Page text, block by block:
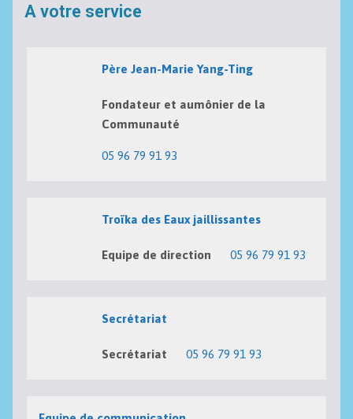
A votre service
Père Jean-Marie Yang-Ting
Fondateur et aumônier de la
Communauté
05 96 79 91 93
Troïka des Eaux jaillissantes
Equipe de direction 05 96 79 91 93
Secrétariat
Secrétariat 05 96 79 91 93